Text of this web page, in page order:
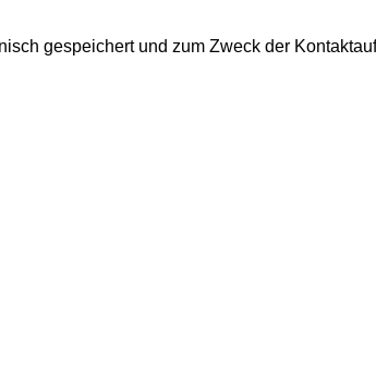
gespeichert und zum Zweck der